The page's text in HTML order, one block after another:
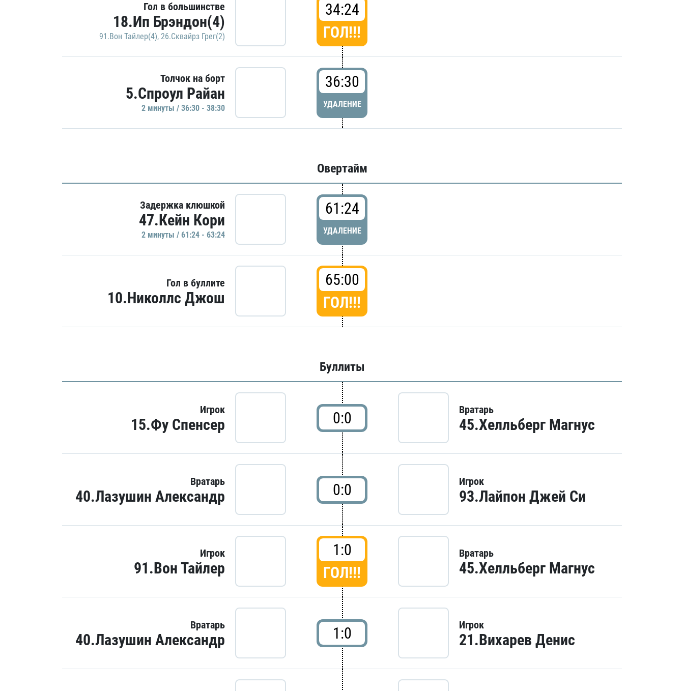
Гол в большинстве
18.Ип Брэндон(4)
91.Вон Тайлер(4), 26.Сквайрз Грег(2)
34:24
ГОЛ!!!
Толчок на борт
5.Спроул Райан
2 минуты / 36:30 - 38:30
36:30
УДАЛЕНИЕ
Овертайм
Задержка клюшкой
47.Кейн Кори
2 минуты / 61:24 - 63:24
61:24
УДАЛЕНИЕ
Гол в буллите
10.Николлс Джош
65:00
ГОЛ!!!
Буллиты
Игрок
15.Фу Спенсер 0:0 Вратарь
45.Хелльберг Магнус
Вратарь
40.Лазушин Александр 0:0 Игрок
93.Лайпон Джей Си
Игрок
91.Вон Тайлер
1:0
ГОЛ!!!
Вратарь
45.Хелльберг Магнус
Вратарь
40.Лазушин Александр 1:0 Игрок
21.Вихарев Денис